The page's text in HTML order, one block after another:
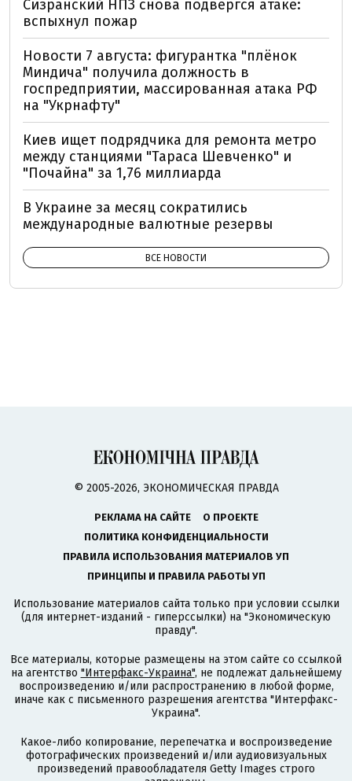
Сизранский НПЗ снова подвергся атаке:
вспыхнул пожар
Новости 7 августа: фигурантка "плёнок
Миндича" получила должность в
госпредприятии, массированная атака РФ
на "Укрнафту"
Киев ищет подрядчика для ремонта метро
между станциями "Тараса Шевченко" и
"Почайна" за 1,76 миллиарда
В Украине за месяц сократились
международные валютные резервы
ВСЕ НОВОСТИ
© 2005-2026, ЭКОНОМИЧЕСКАЯ ПРАВДА
РЕКЛАМА НА САЙТЕ
О ПРОЕКТЕ
ПОЛИТИКА КОНФИДЕНЦИАЛЬНОСТИ
ПРАВИЛА ИСПОЛЬЗОВАНИЯ МАТЕРИАЛОВ УП
ПРИНЦИПЫ И ПРАВИЛА РАБОТЫ УП
Использование материалов сайта только при условии ссылки
(для интернет-изданий - гиперссылки) на "Экономическую
правду".
Все материалы, которые размещены на этом сайте со ссылкой
на агентство "Интерфакс-Украина", не подлежат дальнейшему
воспроизведению и/или распространению в любой форме,
иначе как с письменного разрешения агентства "Интерфакс-
Украина".
Какое-либо копирование, перепечатка и воспроизведение
фотографических произведений и/или аудиовизуальных
произведений правообладателя Getty Images строго